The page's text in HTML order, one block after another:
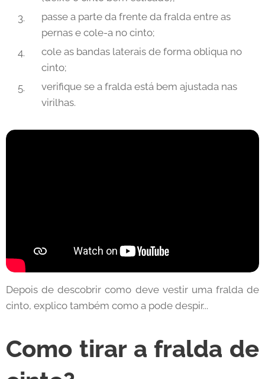
passe a parte da frente da fralda entre as
pernas e cole-a no cinto;
cole as bandas laterais de forma obliqua no
cinto;
verifique se a fralda está bem ajustada nas
virilhas.
Depois de descobrir como deve vestir uma fralda de
cinto, explico também como a pode despir...
Como tirar a fralda de